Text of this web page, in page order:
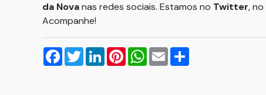
da Novanas redes sociais. Estamos no Twitter, no
Acompanhe!
Facebook
TwitterLinkedInPinterestWhatsApp
Email